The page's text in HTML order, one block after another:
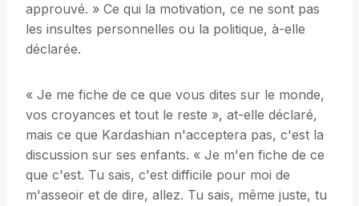
approuvé. » Ce qui la motivation, ce ne sont pas
les insultes personnelles ou la politique, à-elle
déclarée.
« Je me fiche de ce que vous dites sur le monde,
vos croyances et tout le reste », at-elle déclaré,
mais ce que Kardashian n'acceptera pas, c'est la
discussion sur ses enfants. « Je m'en fiche de ce
que c'est. Tu sais, c'est difficile pour moi de
m'asseoir et de dire, allez. Tu sais, même juste, tu